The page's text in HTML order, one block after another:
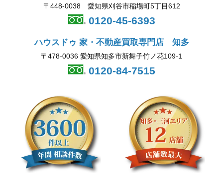
〒448-0038 愛知県刈谷市稲場町5丁目612
0120-45-6393
ハウスドゥ 家・不動産買取専門店 知多
〒478-0036 愛知県知多市新舞子竹ノ花109-1
0120-84-7515